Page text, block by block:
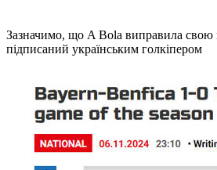
Зазначимо, що A Bola виправила свою
підписаний українським голкіпером